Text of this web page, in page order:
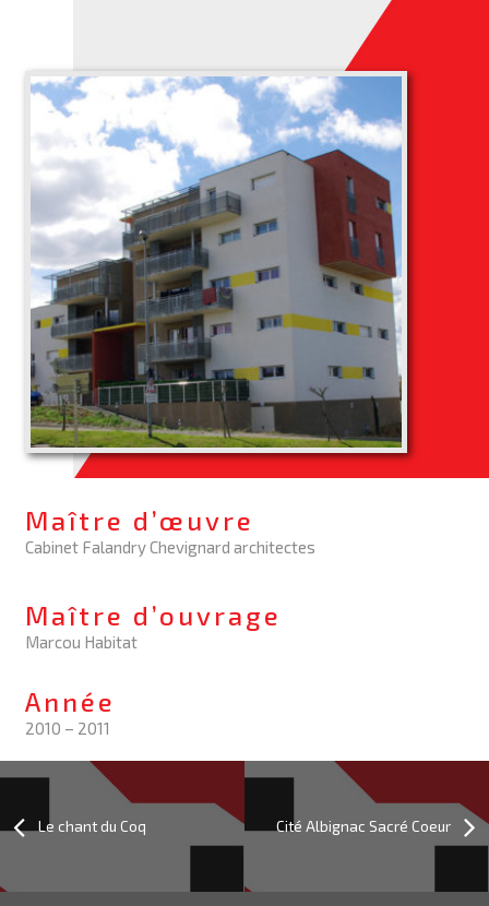
Maître d’œuvre
Cabinet Falandry Chevignard architectes
Maître d’ouvrage
Marcou Habitat
Année
2010 – 2011
Cité Albignac Sacré Coeur
Le chant du Coq